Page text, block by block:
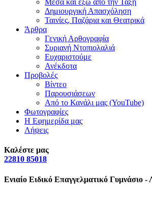
Μέσα και έξω από την Τάξη
Δημιουργική Απασχόληση
Ταινίες, Παζάρια και Θεατρικά
Άρθρα
Γενική Αρθογραφία
Συριανή Ντοπιολαλιά
Ευχαριστούμε
Ανέκδοτα
Προβολές
Βίντεο
Παρουσιάσεων
Από το Κανάλι μας (YouTube)
Φωτογραφίες
Η Εφημερίδα μας
Λήψεις
Καλέστε μας
22810 85018
Ενιαίο Ειδικό Επαγγελματικό Γυμνάσιο -